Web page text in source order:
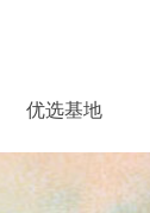
优选基地